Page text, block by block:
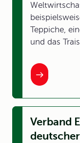
Teppiche,
und das
Verband
deutscher